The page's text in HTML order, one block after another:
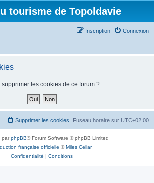
tourisme de Topoldavie
Connexion
Inscription
les cookies de ce forum ?
Fuseau horaire sur UTC+02:00
Supprimer les cookies
parphpBB® Forum Software © phpBB Limited
française officielle ©Miles Cellar
Confidentialité | Conditions